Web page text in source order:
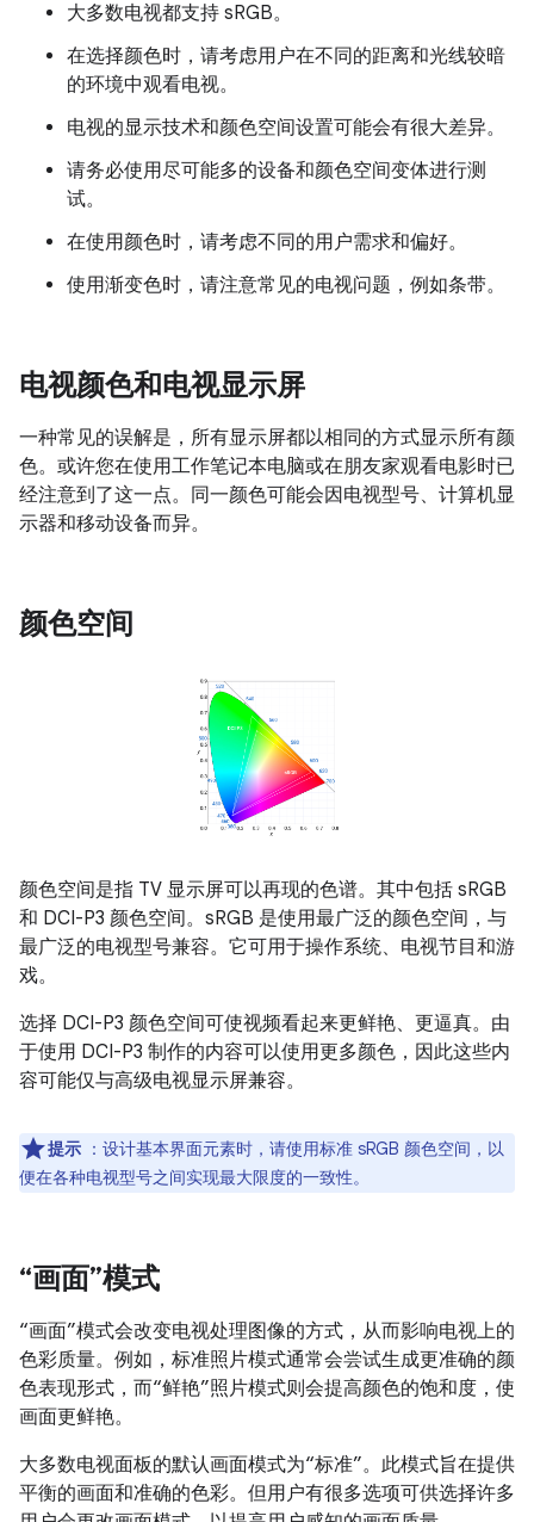
大多数电视都支持 sRGB。
在选择颜色时，请考虑用户在不同的距离和光线较暗
的环境中观看电视。
电视的显示技术和颜色空间设置可能会有很大差异。
请务必使用尽可能多的设备和颜色空间变体进行测
试。
在使用颜色时，请考虑不同的用户需求和偏好。
使用渐变色时，请注意常见的电视问题，例如条带。
电视颜色和电视显示屏
一种常见的误解是，所有显示屏都以相同的方式显示所有颜
色。或许您在使用工作笔记本电脑或在朋友家观看电影时已
经注意到了这一点。同一颜色可能会因电视型号、计算机显
示器和移动设备而异。
颜色空间
颜色空间是指 TV 显示屏可以再现的色谱。其中包括 sRGB
和 DCI-P3 颜色空间。sRGB 是使用最广泛的颜色空间，与
最广泛的电视型号兼容。它可用于操作系统、电视节目和游
戏。
选择 DCI-P3 颜色空间可使视频看起来更鲜艳、更逼真。由
于使用 DCI-P3 制作的内容可以使用更多颜色，因此这些内
容可能仅与高级电视显示屏兼容。
提示 ：设计基本界面元素时，请使用标准 sRGB 颜色空间，以
便在各种电视型号之间实现最大限度的一致性。
“画面”模式
“画面”模式会改变电视处理图像的方式，从而影响电视上的
色彩质量。例如，标准照片模式通常会尝试生成更准确的颜
色表现形式，而“鲜艳”照片模式则会提高颜色的饱和度，使
画面更鲜艳。
大多数电视面板的默认画面模式为“标准”。此模式旨在提供
平衡的画面和准确的色彩。但用户有很多选项可供选择许多